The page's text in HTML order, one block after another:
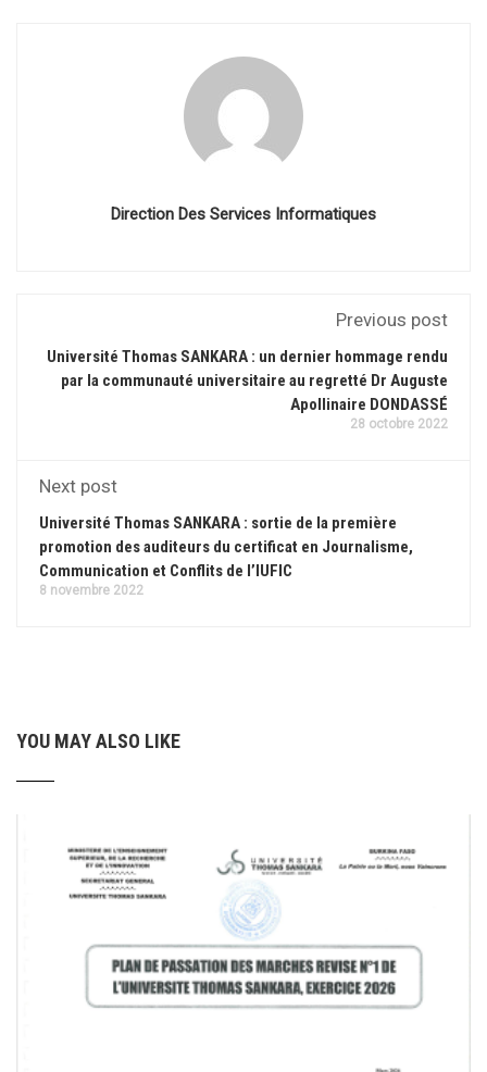
Direction Des Services Informatiques
Previous post
Université Thomas SANKARA : un dernier hommage rendu
par la communauté universitaire au regretté Dr Auguste
Apollinaire DONDASSÉ
28 octobre 2022
Next post
Université Thomas SANKARA : sortie de la première
promotion des auditeurs du certificat en Journalisme,
Communication et Conflits de l’IUFIC
8 novembre 2022
YOU MAY ALSO LIKE